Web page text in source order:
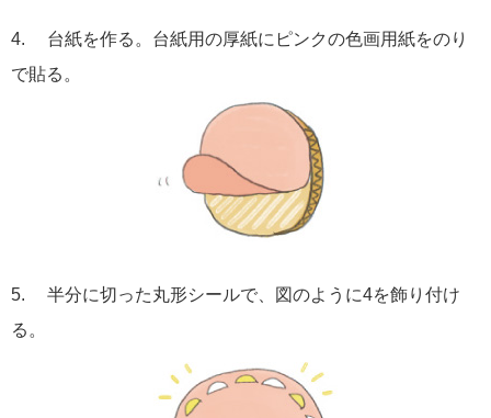
4. 台紙を作る。台紙用の厚紙にピンクの色画用紙をのり
で貼る。
5. 半分に切った丸形シールで、図のように4を飾り付け
る。